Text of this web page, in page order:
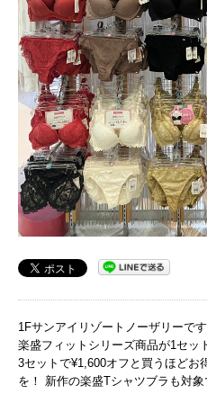
1Fサンアイリゾートノーザリーで
楽盛フィットシリーズ商品が1セッ
3セットで¥1,600オフと買うほどお
を！ 新作の楽盛Tシャツブラも対象